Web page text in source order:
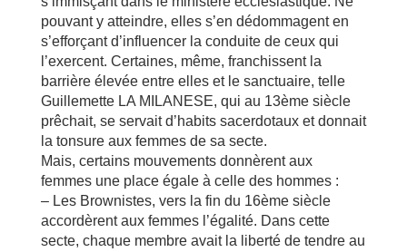
pouvant y atteindre, elles s’en dédommagent en
s’efforçant d’influencer la conduite de ceux qui
l’exercent. Certaines, même, franchissent la
barrière élevée entre elles et le sanctuaire, telle
Guillemette LA MILANESE, qui au 13ème siècle
prêchait, se servait d’habits sacerdotaux et donnait
la tonsure aux femmes de sa secte.
Mais, certains mouvements donnèrent aux
femmes une place égale à celle des hommes :
– Les Brownistes, vers la fin du 16ème siècle
accordèrent aux femmes l’égalité. Dans cette
secte, chaque membre avait la liberté de tendre au